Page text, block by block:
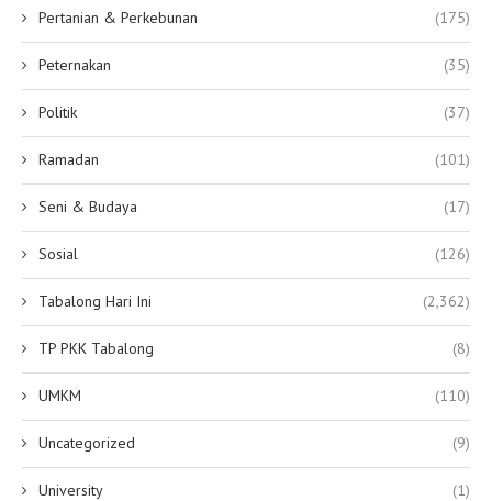
Pertanian & Perkebunan (175)
Peternakan (35)
Politik (37)
Ramadan (101)
Seni & Budaya (17)
Sosial (126)
Tabalong Hari Ini (2,362)
TP PKK Tabalong (8)
UMKM (110)
Uncategorized (9)
University (1)